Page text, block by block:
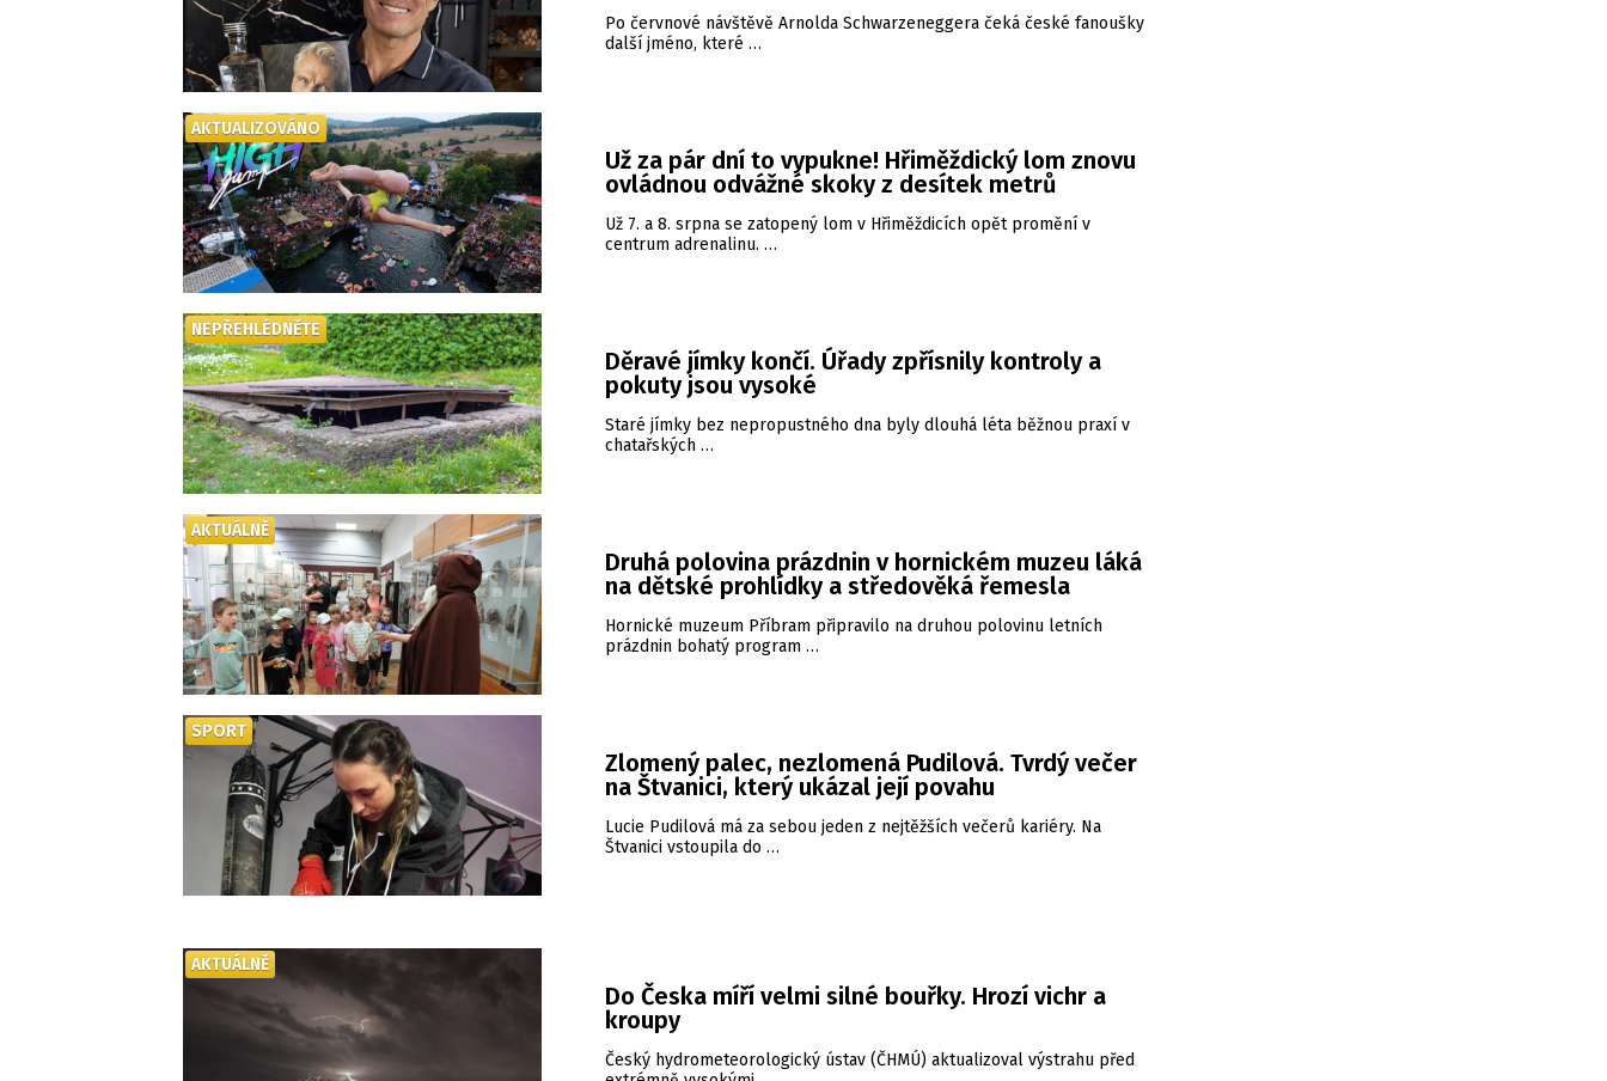
Po červnové návštěvě Arnolda Schwarzeneggera čeká české fanoušky
další jméno, které …
Už za pár dní to vypukne! Hřiměždický lom znovu
ovládnou odvážné skoky z desítek metrů
Už 7. a 8. srpna se zatopený lom v Hřiměždicích opět promění v
centrum adrenalinu. …
AKTUALIZOVÁNO
Děravé jímky končí. Úřady zpřísnily kontroly a
pokuty jsou vysoké
Staré jímky bez nepropustného dna byly dlouhá léta běžnou praxí v
chatařských …
NEPŘEHLÉDNĚTE
Druhá polovina prázdnin v hornickém muzeu láká
na dětské prohlídky a středověká řemesla
Hornické muzeum Příbram připravilo na druhou polovinu letních
prázdnin bohatý program …
AKTUÁLNĚ
Zlomený palec, nezlomená Pudilová. Tvrdý večer
na Štvanici, který ukázal její povahu
Lucie Pudilová má za sebou jeden z nejtěžších večerů kariéry. Na
Štvanici vstoupila do …
SPORT
Do Česka míří velmi silné bouřky. Hrozí vichr a
kroupy
Český hydrometeorologický ústav (ČHMÚ) aktualizoval výstrahu před
AKTUÁLNĚ